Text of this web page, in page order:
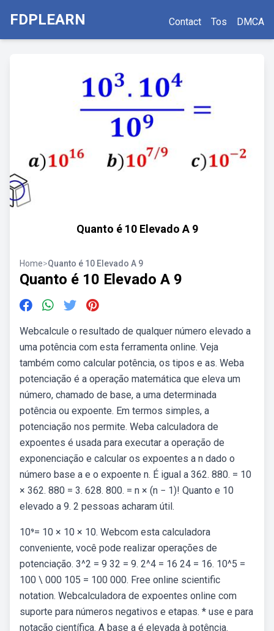
FDPLEARN Contact Tos DMCA
Quanto é 10 Elevado A 9
Home>Quanto é 10 Elevado A 9
Quanto é 10 Elevado A 9
Webcalcule o resultado de qualquer número elevado a
uma potência com esta ferramenta online. Veja
também como calcular potência, os tipos e as. Weba
potenciação é a operação matemática que eleva um
número, chamado de base, a uma determinada
potência ou expoente. Em termos simples, a
potenciação nos permite. Weba calculadora de
expoentes é usada para executar a operação de
exponenciação e calcular os expoentes a n dado o
número base a e o expoente n. É igual a 362. 880. = 10
× 362. 880 = 3. 628. 800. = n × (n − 1)! Quanto e 10
elevado a 9. 2 pessoas acharam útil.
10⁹= 10 × 10 × 10. Webcom esta calculadora
conveniente, você pode realizar operações de
potenciação. 3^2 = 9 32 = 9. 2^4 = 16 24 = 16. 10^5 =
100 \ 000 105 = 100 000. Free online scientific
notation. Webcalculadora de expoentes online com
suporte para números negativos e etapas. * use e para
notação científica. A base a é elevada à potência.